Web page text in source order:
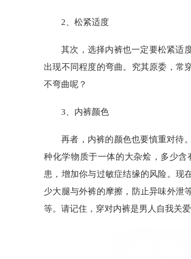
2、松紧适度
其次，选择内裤也一定要松紧适
出现不同程度的弯曲。究其原委，常
不弯曲呢？
3、内裤颜色
再者，内裤的颜色也要慎重对待
种化学物质于一体的大杂烩，多少
患，增加你与过敏症结缘的风险。现
少大腿与外裤的摩擦，防止异味外泄
等。请记住，穿对内裤是男人自我关爱